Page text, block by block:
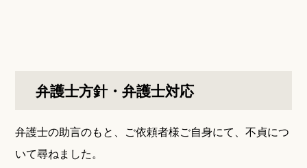
弁護士方針・弁護士対応
弁護士の助言のもと、ご依頼者様ご自身にて、不貞につ
いて尋ねました。